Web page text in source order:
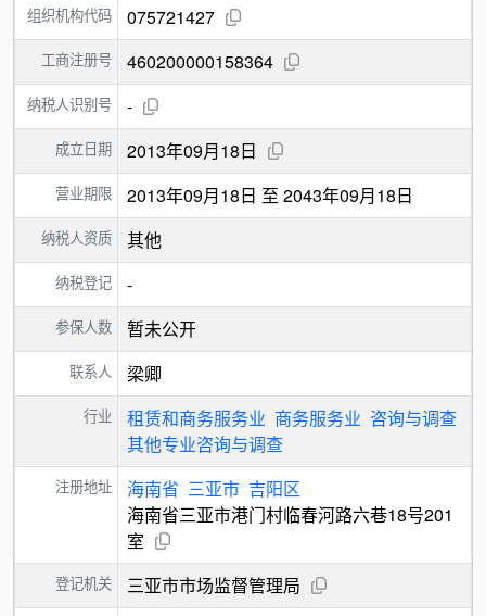
组织机构代码 075721427
工商注册号 460200000158364
纳税人识别号 -
成立日期 2013年09月18日
营业期限 2013年09月18日 至 2043年09月18日
纳税人资质 其他
纳税登记 -
参保人数 暂未公开
联系人 梁卿
行业 租赁和商务服务业 商务服务业 咨询与调查
其他专业咨询与调查
注册地址 海南省 三亚市 吉阳区
海南省三亚市港门村临春河路六巷18号201
室
登记机关 三亚市市场监督管理局